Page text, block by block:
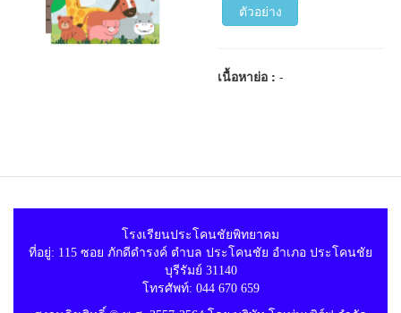
ตัวอย่าง
เนื้อหาย่อ :-
โรงเรียนประโคนชัยพิทยาคม
ที่อยู่: 115 ซอย ภักดีดำรงค์ ตำบล ประโคนชัย อำเภอ ประโคนชัย
บุรีรัมย์ 31140
โทรศัพท์: 044 670 659